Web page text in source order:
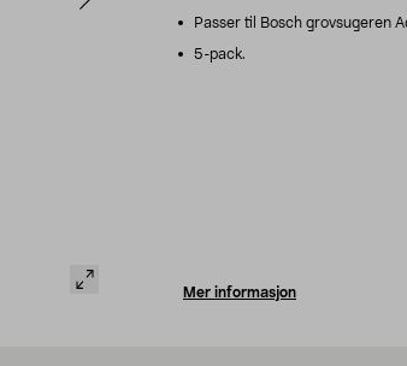
Passer til Bosch grovsugeren
5-pack.
Mer informasjon